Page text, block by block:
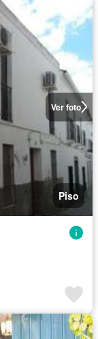
Ver foto
Piso